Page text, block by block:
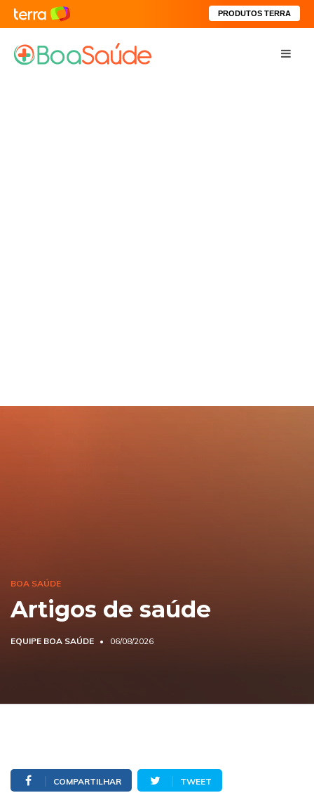
PRODUTOS TERRA
BOA SAÚDE
Artigos de saúde
EQUIPE BOA SAÚDE 06/08/2026
COMPARTILHAR TWEET